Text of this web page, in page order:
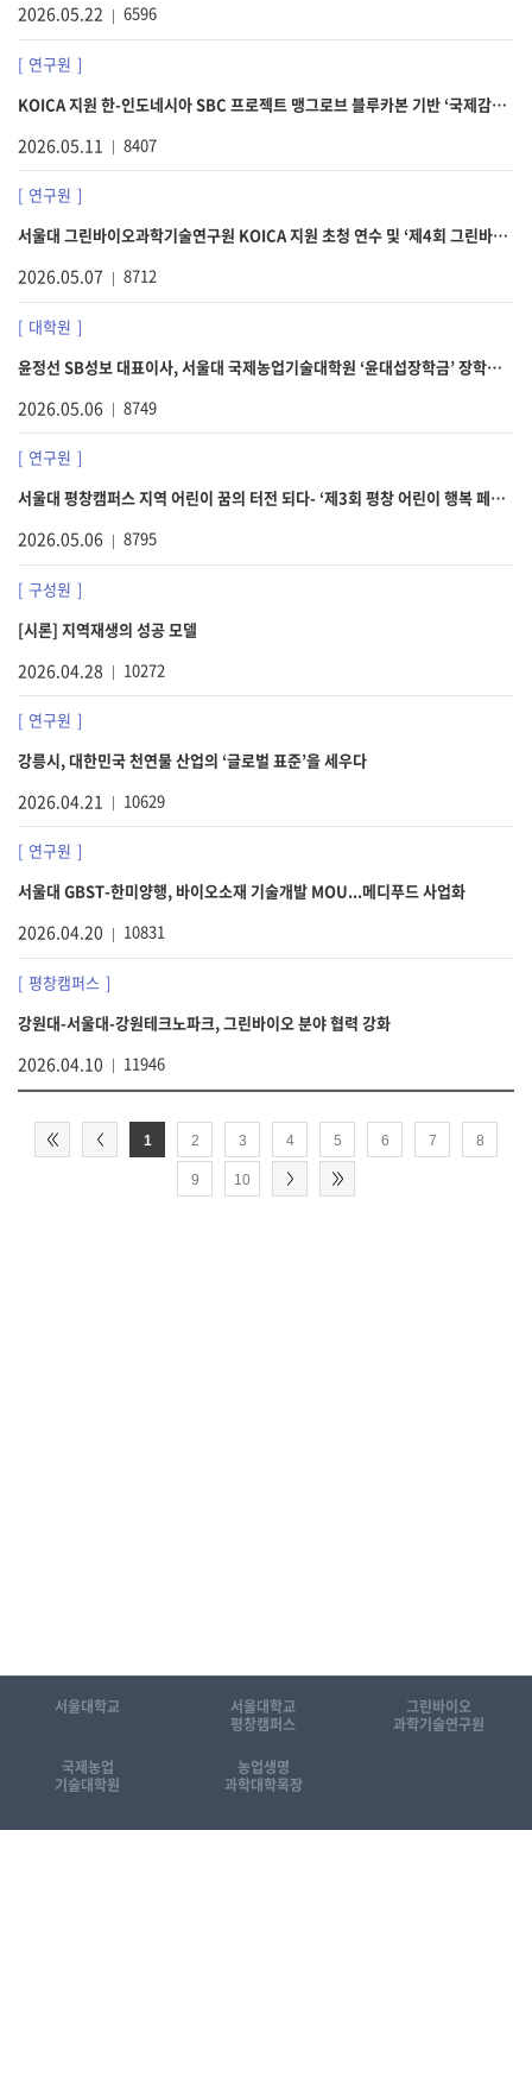
2026.05.22 6596
연구원
KOICA 지원 한-인도네시아 SBC 프로젝트 맹그로브 블루카본 기반 ‘국제감축사업’ 교두보 마련
2026.05.11 8407
연구원
서울대 그린바이오과학기술연구원 KOICA 지원 초청 연수 및 ‘제4회 그린바이오 사이언스 포럼’ 개최 예정
2026.05.07 8712
대학원
윤정선 SB성보 대표이사, 서울대 국제농업기술대학원 ‘윤대섭장학금’ 장학증서 수여 이 기사 AI가 핵심만 딱!
2026.05.06 8749
연구원
서울대 평창캠퍼스 지역 어린이 꿈의 터전 되다- ‘제3회 평창 어린이 행복 페스티벌’ 성료
2026.05.06 8795
구성원
[시론] 지역재생의 성공 모델
2026.04.28 10272
연구원
강릉시, 대한민국 천연물 산업의 ‘글로벌 표준’을 세우다
2026.04.21 10629
연구원
서울대 GBST-한미양행, 바이오소재 기술개발 MOU...메디푸드 사업화
2026.04.20 10831
평창캠퍼스
강원대-서울대-강원테크노파크, 그린바이오 분야 협력 강화
2026.04.10 11946
1 2 3 4 5 6 7 8
9 10
서울대학교
서울대학교
평창캠퍼스
그린바이오
과학기술연구원
국제농업
기술대학원
농업생명
과학대학목장